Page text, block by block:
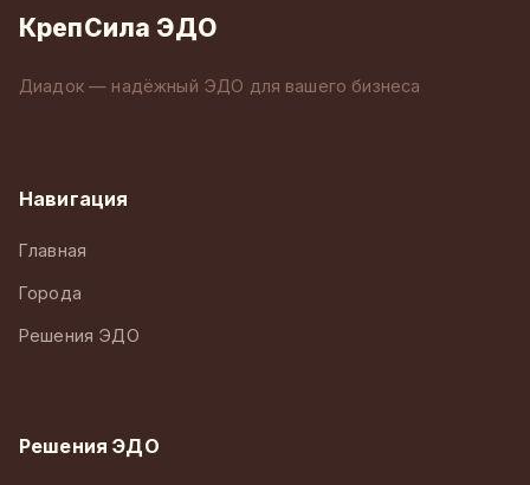
КрепСила ЭДО
Диадок — надёжный ЭДО для вашего бизнеса
Навигация
Главная
Города
Решения ЭДО
Решения ЭДО